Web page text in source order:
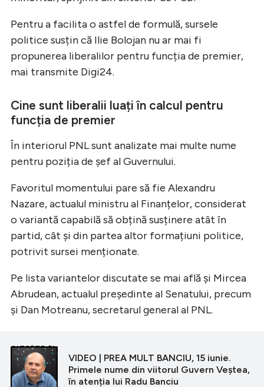
Pentru a facilita o astfel de formulă, sursele
politice susțin că Ilie Bolojan nu ar mai fi
propunerea liberalilor pentru funcția de premier,
mai transmite Digi24.
Cine sunt liberalii luați în calcul pentru
funcția de premier
În interiorul PNL sunt analizate mai multe nume
pentru poziția de șef al Guvernului.
Favoritul momentului pare să fie Alexandru
Nazare, actualul ministru al Finanțelor, considerat
o variantă capabilă să obțină susținere atât în
partid, cât și din partea altor formațiuni politice,
potrivit sursei menționate.
Pe lista variantelor discutate se mai află și Mircea
Abrudean, actualul președinte al Senatului, precum
și Dan Motreanu, secretarul general al PNL.
CITEȘTE ȘI
VIDEO | PREA MULT BANCIU, 15 iunie.
Primele nume din viitorul Guvern Veștea,
în atenția lui Radu Banciu